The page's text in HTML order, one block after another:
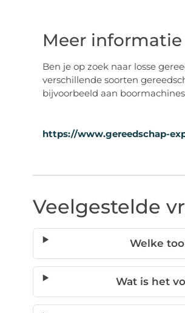
Meer informatie
Ben je op zoek naar losse
verschillende soorten
bijvoorbeeld aan
https://www.gereedschap-
Veelgestelde
Welke
Wat is het